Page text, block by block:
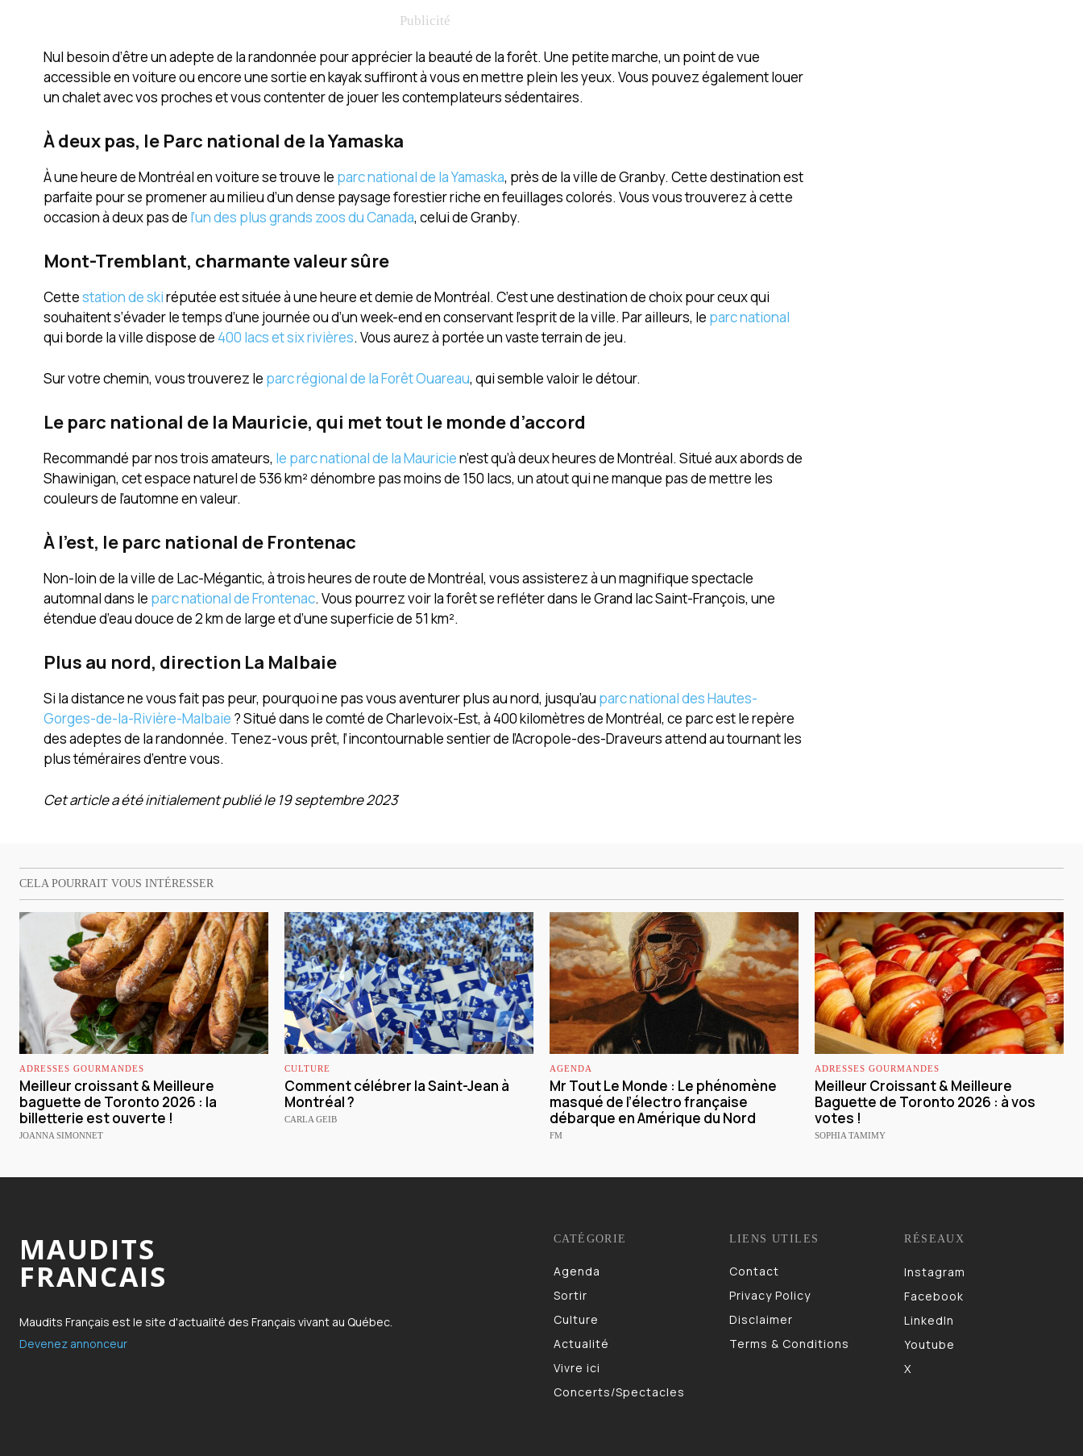
Nul besoin d’être un adepte de la randonnée pour apprécier la beauté de la forêt. Une petite marche, un point de vue
accessible en voiture ou encore une sortie en kayak suffiront à vous en mettre plein les yeux. Vous pouvez également louer
un chalet avec vos proches et vous contenter de jouer les contemplateurs sédentaires.
À deux pas, le Parc national de la Yamaska
À une heure de Montréal en voiture se trouve le parc national de la Yamaska, près de la ville de Granby. Cette destination est
parfaite pour se promener au milieu d’un dense paysage forestier riche en feuillages colorés. Vous vous trouverez à cette
occasion à deux pas de l’un des plus grands zoos du Canada, celui de Granby.
Mont-Tremblant, charmante valeur sûre
Cettestation de skiréputée est située à une heure et demie de Montréal. C’est une destination de choix pour ceux qui
souhaitent s’évader le temps d’une journée ou d’un week-end en conservant l’esprit de la ville. Par ailleurs, le parc national
qui borde la ville dispose de 400 lacs et six rivières. Vous aurez à portée un vaste terrain de jeu.
Sur votre chemin, vous trouverez le parc régional de la Forêt Ouareau, qui semble valoir le détour.
Le parc national de la Mauricie, qui met tout le monde d’accord
Recommandé par nos trois amateurs, le parc national de la Mauricien’est qu’à deux heures de Montréal. Situé aux abords de
Shawinigan, cet espace naturel de 536 km² dénombre pas moins de 150 lacs, un atout qui ne manque pas de mettre les
couleurs de l’automne en valeur.
À l’est, le parc national de Frontenac
Non-loin de la ville de Lac-Mégantic, à trois heures de route de Montréal, vous assisterez à un magnifique spectacle
automnal dans le parc national de Frontenac. Vous pourrez voir la forêt se refléter dans le Grand lac Saint-François, une
étendue d’eau douce de 2 km de large et d’une superficie de 51 km².
Plus au nord, direction La Malbaie
Si la distance ne vous fait pas peur, pourquoi ne pas vous aventurer plus au nord, jusqu’au parc national des Hautes-
Gorges-de-la-Rivière-Malbaie ? Situé dans le comté de Charlevoix-Est, à 400 kilomètres de Montréal, ce parc est le repère
des adeptes de la randonnée. Tenez-vous prêt, l’incontournable sentier de l’Acropole-des-Draveurs attend au tournant les
plus téméraires d’entre vous.
Cet article a été initialement publié le 19 septembre 2023
CELA POURRAIT VOUS INTÉRESSER
ADRESSES GOURMANDES
Meilleur croissant & Meilleure
baguette de Toronto 2026 : la
billetterie est ouverte !
JOANNA SIMONNET
CULTURE
Comment célébrer la Saint-Jean à
Montréal ?
CARLA GEIB
AGENDA
Mr Tout Le Monde : Le phénomène
masqué de l’électro française
débarque en Amérique du Nord
FM
ADRESSES GOURMANDES
Meilleur Croissant & Meilleure
Baguette de Toronto 2026 : à vos
votes !
SOPHIA TAMIMY
MAUDITS
FRANCAIS
Maudits Français est le site d'actualité des Français vivant au Québec.
Devenez annonceur
CATÉGORIE
Agenda
Sortir
Culture
Actualité
Vivre ici
Concerts/Spectacles
LIENS UTILES
Contact
Privacy Policy
Disclaimer
Terms & Conditions
RÉSEAUX
Instagram
Facebook
LinkedIn
Youtube
X